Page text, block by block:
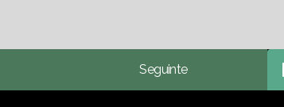
Seguinte